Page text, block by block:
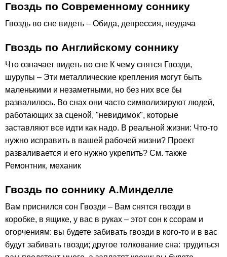
Гвоздь по Современному соннику
Гвоздь во сне видеть – Обида, депрессия, неудача
Гвоздь по Английскому соннику
Что означает видеть во сне К чему снятся Гвозди,
шурупы – Эти металлические крепления могут быть
маленькими и незаметными, но без них все бы
развалилось. Во снах они часто символизируют людей,
работающих за сценой, "невидимок", которые
заставляют все идти как надо. В реальной жизни: Что-то
нужно исправить в вашей рабочей жизни? Проект
разваливается и его нужно укрепить? См. также
Ремонтник, механик
Гвоздь по соннику А.Минделле
Вам приснился сон Гвозди – Вам снятся гвозди в
коробке, в ящике, у вас в руках – этот сон к ссорам и
огорчениям: вы будете забивать гвозди в кого-то и в вас
будут забивать гвозди; другое толкование сна: трудиться